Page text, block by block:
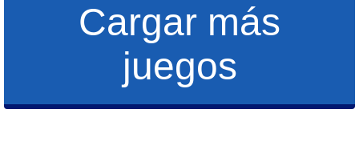
Cargar más
juegos